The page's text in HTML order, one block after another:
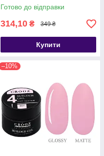
Готово до відправки
314,10 ₴ 349 ₴
Купити
–10%